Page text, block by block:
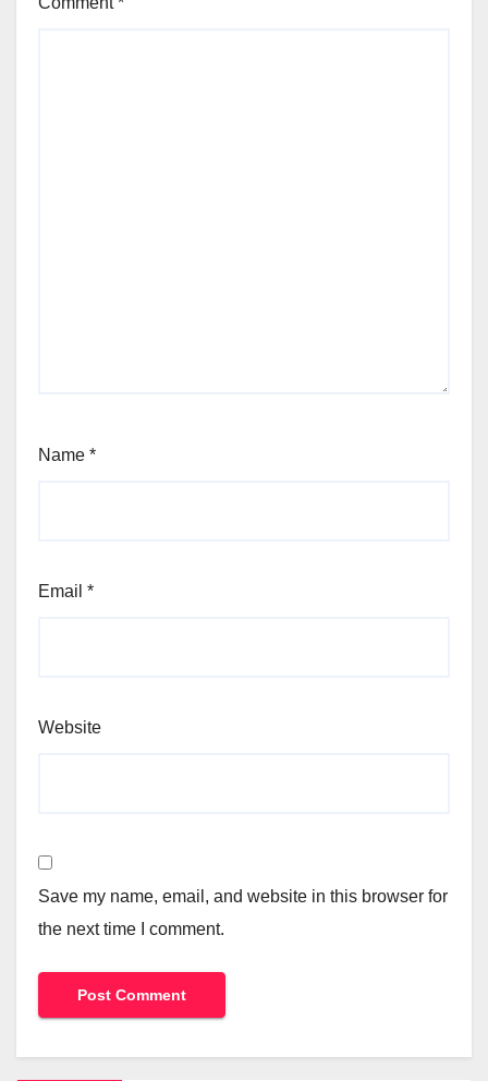
Name *
Email *
Website
Save my name, email, and website in this browser for
the next time I comment.